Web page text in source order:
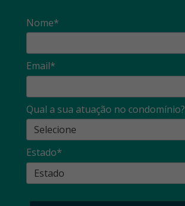
Nome*
Email*
Qual a sua atuação no condomínio?
Estado*